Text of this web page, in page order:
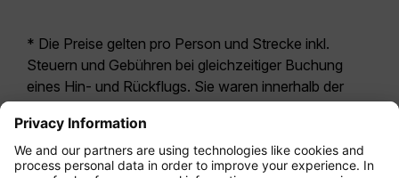
* Die Preise gelten pro Person und Strecke inkl.
Steuern und Gebühren bei gleichzeitiger Buchung
eines Hin- und Rückflugs. Sie waren innerhalb der
möglicherweise nicht mehr aktuell. Bei den für die
Economy Class angegebenen Tarifen handelt es
sich i.d.R. um Economy Zero, unsere restriktivste